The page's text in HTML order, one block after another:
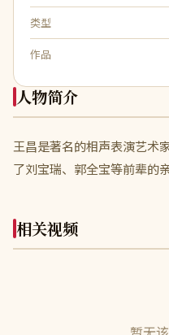
类型
作品
人物简介
王昌是著名的相声表演艺术
了刘宝瑞、郭全宝等前辈的亲
相关视频